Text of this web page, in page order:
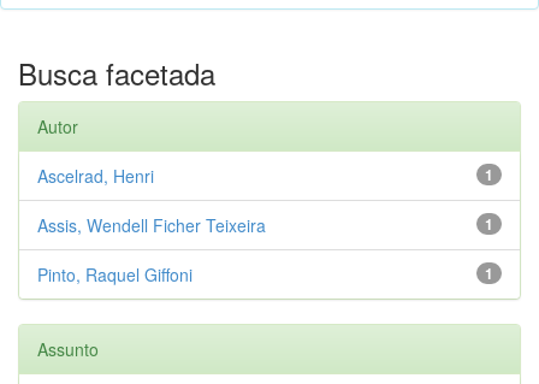
Busca facetada
Autor
1
Ascelrad, Henri
1
Assis, Wendell Ficher Teixeira
1
Pinto, Raquel Giffoni
Assunto